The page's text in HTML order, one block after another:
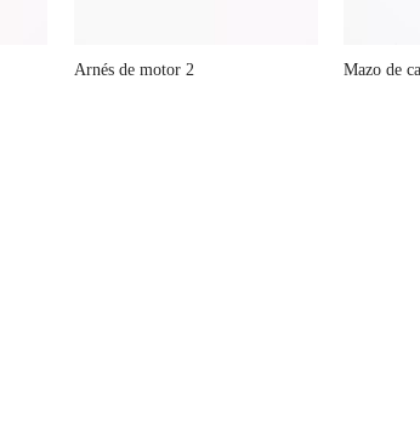
Arnés de motor 2 Mazo de